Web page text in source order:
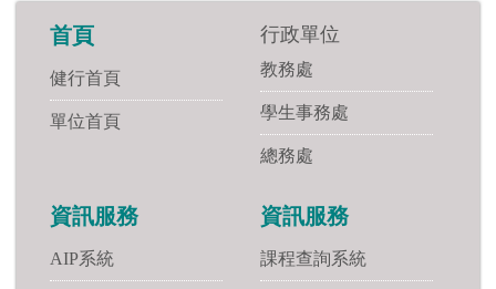
首頁
健行首頁
單位首頁
行政單位
教務處
學生事務處
總務處
資訊服務
AIP系統
資訊服務
課程查詢系統